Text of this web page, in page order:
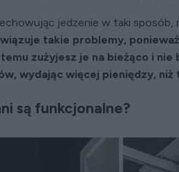
jedzenie w taki sposób,
takie problemy,
zużyjesz je na bieżąco i nie
wydając więcej pieniędzy, niż
są funkcjonalne?